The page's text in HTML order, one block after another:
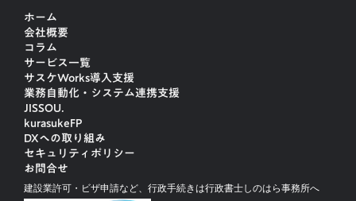
ホーム
会社概要
コラム
サービス一覧
サスケWorks導入支援
業務自動化・システム連携支援
JISSOU.
kurasukeFP
DXへの取り組み
セキュリティポリシー
お問合せ
建設業許可・ビザ申請など、行政手続きは行政書士しのはら事務所へ